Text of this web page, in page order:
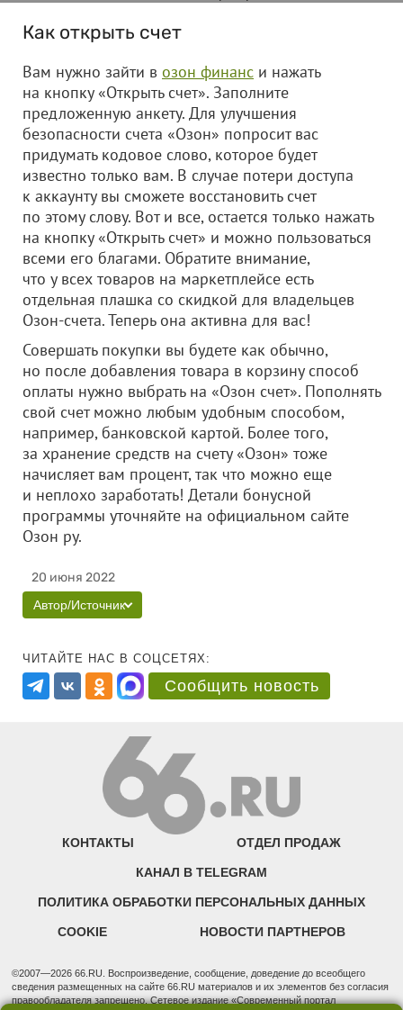
Как открыть счет
Вам нужно зайти в озон финанс и нажать
на кнопку «Открыть счет». Заполните
предложенную анкету. Для улучшения
безопасности счета «Озон» попросит вас
придумать кодовое слово, которое будет
известно только вам. В случае потери доступа
к аккаунту вы сможете восстановить счет
по этому слову. Вот и все, остается только нажать
на кнопку «Открыть счет» и можно пользоваться
всеми его благами. Обратите внимание,
что у всех товаров на маркетплейсе есть
отдельная плашка со скидкой для владельцев
Озон-счета. Теперь она активна для вас!
Совершать покупки вы будете как обычно,
но после добавления товара в корзину способ
оплаты нужно выбрать на «Озон счет». Пополнять
свой счет можно любым удобным способом,
например, банковской картой. Более того,
за хранение средств на счету «Озон» тоже
начисляет вам процент, так что можно еще
и неплохо заработать! Детали бонусной
программы уточняйте на официальном сайте
Озон ру.
20 июня 2022
Автор/Источник
ЧИТАЙТЕ НАС В СОЦСЕТЯХ:
Сообщить новость
КОНТАКТЫ ОТДЕЛ ПРОДАЖ
КАНАЛ В TELEGRAM
ПОЛИТИКА ОБРАБОТКИ ПЕРСОНАЛЬНЫХ ДАННЫХ
COOKIE НОВОСТИ ПАРТНЕРОВ
©2007—2026 66.RU. Воспроизведение, сообщение, доведение до всеобщего
сведения размещенных на сайте 66.RU материалов и их элементов без согласия
правообладателя запрещено. Сетевое издание «Современный портал